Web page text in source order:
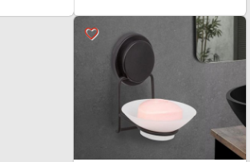
favorite_border